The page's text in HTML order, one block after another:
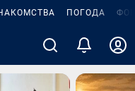
ПОГОДА